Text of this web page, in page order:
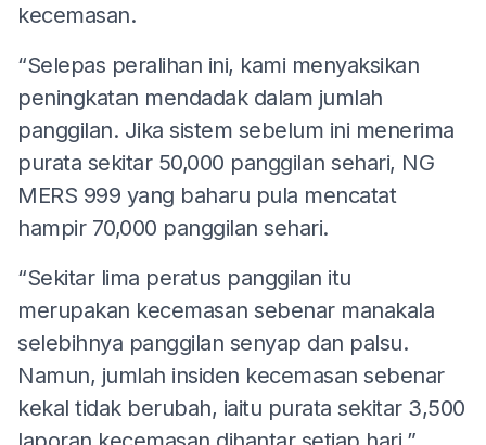
kecemasan.
“Selepas peralihan ini, kami menyaksikan
peningkatan mendadak dalam jumlah
panggilan. Jika sistem sebelum ini menerima
purata sekitar 50,000 panggilan sehari, NG
MERS 999 yang baharu pula mencatat
hampir 70,000 panggilan sehari.
“Sekitar lima peratus panggilan itu
merupakan kecemasan sebenar manakala
selebihnya panggilan senyap dan palsu.
Namun, jumlah insiden kecemasan sebenar
kekal tidak berubah, iaitu purata sekitar 3,500